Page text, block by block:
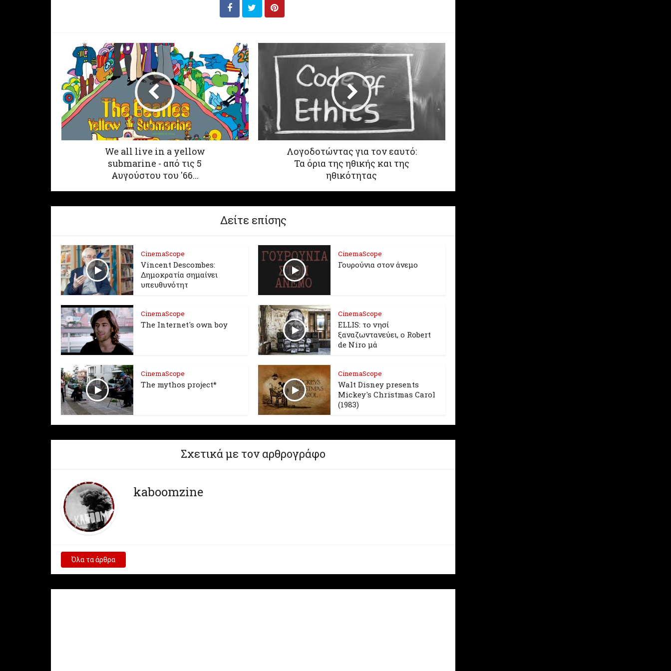
We all live in a yellow
submarine - από τις 5
Αυγούστου του '66...
Λογοδοτώντας για τον εαυτό:
Τα όρια της ηθικής και της
ηθικότητας
Δείτε επίσης
CinemaScope
Vincent Descombes:
Δημοκρατία σημαίνει
υπευθυνότητ
CinemaScope
Γουρούνια στον άνεμο
CinemaScope
The Internet's own boy
CinemaScope
ELLIS: το νησί
ξαναζωντανεύει, o Robert
de Niro μά
CinemaScope
The mythos project*
CinemaScope
Walt Disney presents
Mickey's Christmas Carol
(1983)
Σχετικά με τον αρθρογράφο
kaboomzine
Όλα τα άρθρα